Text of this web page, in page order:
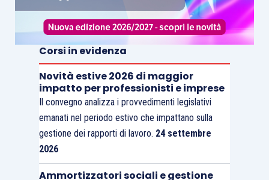
Corsi in evidenza
Novità estive 2026 di maggior
impatto per professionisti e imprese
Il convegno analizza i provvedimenti legislativi
emanati nel periodo estivo che impattano sulla
gestione dei rapporti di lavoro. 24 settembre
2026
Ammortizzatori sociali e gestione